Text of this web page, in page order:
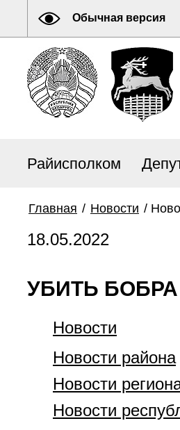
Обычная версия
Райисполком
Главная / Новости /
18.05.2022
УБИТЬ
Новости
Новости района
Новости
Новости